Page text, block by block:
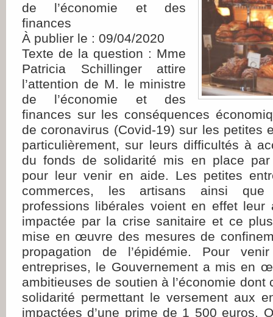
de l’économie et des
finances
À publier le : 09/04/2020
Texte de la question : Mme
Patricia Schillinger attire
l’attention de M. le ministre
de l’économie et des
finances sur les conséquences
de coronavirus (Covid-19) sur les petites
particulièrement, sur leurs difficultés à
du fonds de solidarité mis en place par
pour leur venir en aide. Les petites
commerces, les artisans ainsi que
professions libérales voient en effet leur
impactée par la crise sanitaire et ce
mise en œuvre des mesures de
propagation de l’épidémie. Pour
entreprises, le Gouvernement a mis en
ambitieuses de soutien à l’économie dont
solidarité permettant le versement aux
impactées d’une prime de 1 500 euros.